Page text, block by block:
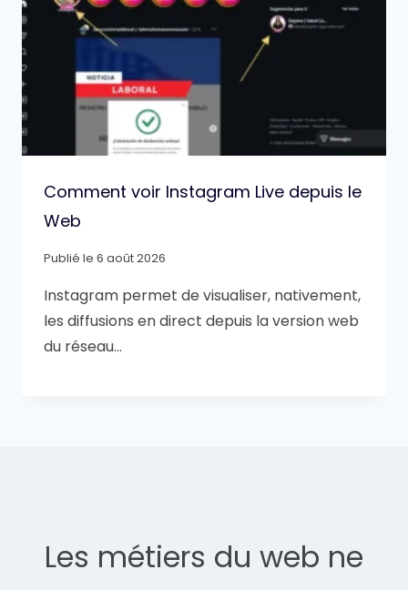
Comment voir Instagram Live depuis le
Web
Publié le 6 août 2026
Instagram permet de visualiser, nativement,
les diffusions en direct depuis la version web
du réseau…
Les métiers du web ne